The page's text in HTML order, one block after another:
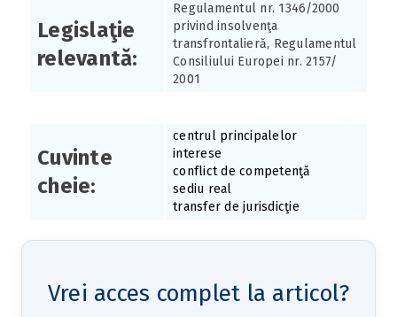
Legislaţie
relevantă:
Regulamentul nr. 1346/2000
privind insolvenţa
transfrontalieră, Regulamentul
Consiliului Europei nr. 2157/
2001
Cuvinte
cheie:
centrul principalelor
interese
conflict de competenţă
sediu real
transfer de jurisdicţie
Vrei acces complet la articol?